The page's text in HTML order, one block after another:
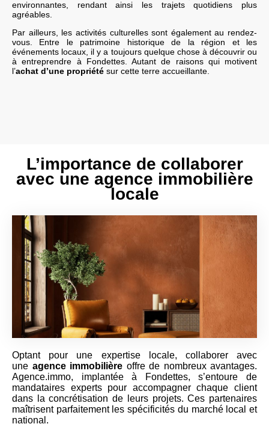
environnantes, rendant ainsi les trajets quotidiens plus
agréables.
Par ailleurs, les activités culturelles sont également au rendez-
vous. Entre le patrimoine historique de la région et les
événements locaux, il y a toujours quelque chose à découvrir ou
à entreprendre à Fondettes. Autant de raisons qui motivent
l’achat d’une propriété sur cette terre accueillante.
L’importance de collaborer
avec une agence immobilière
locale
Optant pour une expertise locale, collaborer avec
une agence immobilière offre de nombreux avantages.
Agence.immo, implantée à Fondettes, s’entoure de
mandataires experts pour accompagner chaque client
dans la concrétisation de leurs projets. Ces partenaires
maîtrisent parfaitement les spécificités du marché local et
national.